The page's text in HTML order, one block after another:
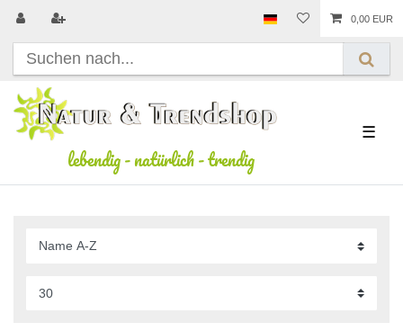
0,00 EUR
lebendig-natürlich-trendig
☰